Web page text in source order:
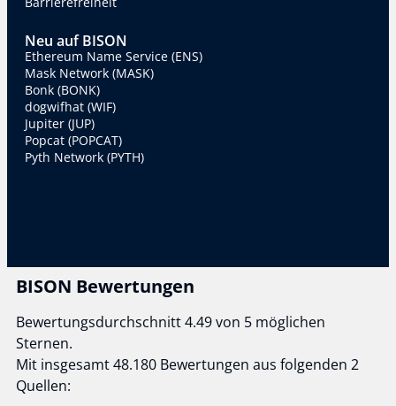
Neu auf BISON
Ethereum Name Service (ENS)
Mask Network (MASK)
Bonk (BONK)
dogwifhat (WIF)
Jupiter (JUP)
Popcat (POPCAT)
Pyth Network (PYTH)
BISON Bewertungen
Bewertungsdurchschnitt 4.49 von 5 möglichen
Sternen.
Mit insgesamt 48.180 Bewertungen aus folgenden 2
Quellen: